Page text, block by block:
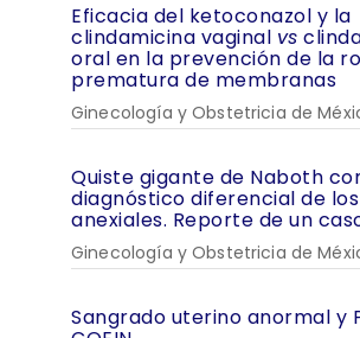
Eficacia del ketoconazol y la
clindamicina vaginal vs
oral en la prevención de la
prematura de membranas
Ginecología y Obstetricia de
Quiste gigante de Naboth
diagnóstico diferencial de
anexiales. Reporte de un
Ginecología y Obstetricia de
Sangrado uterino anormal y